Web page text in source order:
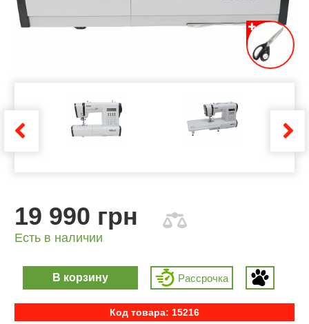
19 990 грн
Есть в наличии
В корзину Рассрочка
Код товара: 15216